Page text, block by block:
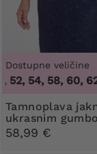
Dostupne veličine
52, 54, 58, 60,
Tamnoplava jakna s
ukrasnim
58,99 €